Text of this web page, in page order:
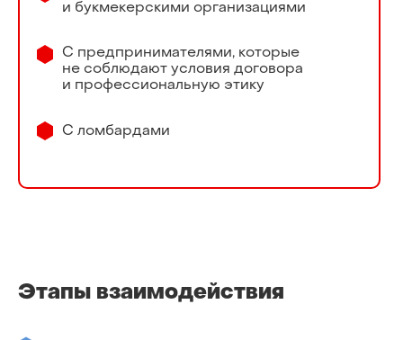
и букмекерскими организациями
С предпринимателями, которые
не соблюдают условия договора
и профессиональную этику
С ломбардами
Этапы взаимодействия